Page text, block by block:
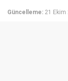
Güncelleme: 21 Ekim